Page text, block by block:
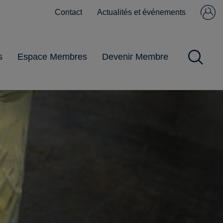
Contact Actualités et événements
Espace Membres
Obligations
Pratiques
Impôts et Taxes
Gestion du
Pandémie
Devenir Membre